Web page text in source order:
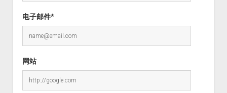
电子邮件*
网站